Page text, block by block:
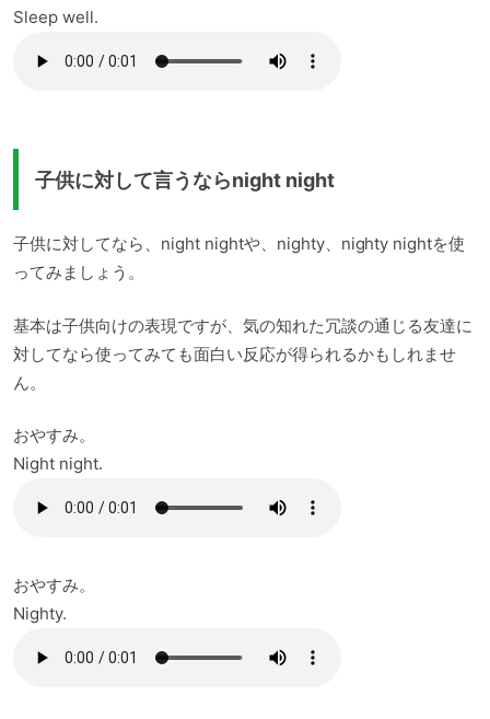
Sleep well.
子供に対して言うならnight night
子供に対してなら、night nightや、nighty、nighty nightを使
ってみましょう。
基本は子供向けの表現ですが、気の知れた冗談の通じる友達に
対してなら使ってみても面白い反応が得られるかもしれませ
ん。
おやすみ。
Night night.
おやすみ。
Nighty.